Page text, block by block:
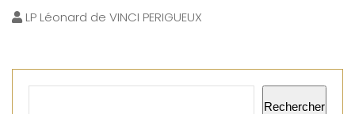
LP Léonard de VINCI PERIGUEUX
Rechercher